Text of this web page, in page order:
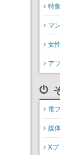
特
マ
女
ア
電
媒
X